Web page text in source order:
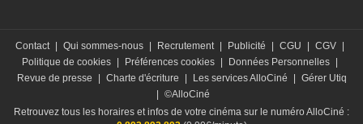
Contact Qui sommes-nous Recrutement Publicité CGU CGV
Politique de cookies
Préférences cookies Données Personnelles
Revue de presse
Charte d'écriture Les services AlloCiné
Gérer Utiq
©AlloCiné
Retrouvez tous les horaires et infos de votre cinéma sur le numéro AlloCiné :